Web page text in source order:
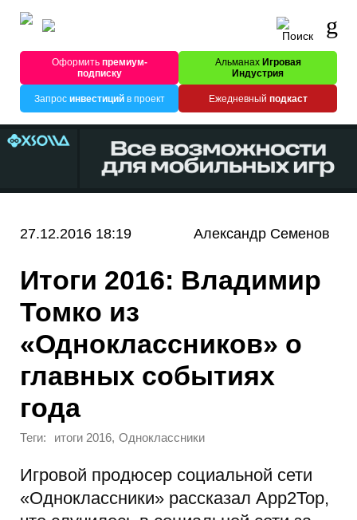
Оформитьпремиум-
подписку
Альманах Игровая
Индустрия
Запрос инвестицийв проект Ежедневный подкаст
27.12.2016 18:19 Александр Семенов
Итоги 2016: Владимир
Томко из
«Одноклассников» о
главных событиях
года
Теги: итоги 2016, Одноклассники
Игровой продюсер социальной сети
«Одноклассники» рассказал App2Top,